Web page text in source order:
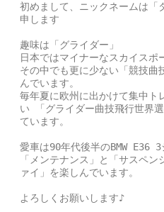
初めまして、ニックネームは「
申します
趣味は「グライダー」
日本ではマイナーなスカイスポ
その中でも更に少ない「競技曲
んでいます。
毎年夏に欧州に出かけて集中ト
い 「グライダー曲技飛行世界
ています。
愛車は90年代後半のBMW E36
「メンテナンス」と「サスペン
ァイ」を楽しんでいます。
よろしくお願いします♪